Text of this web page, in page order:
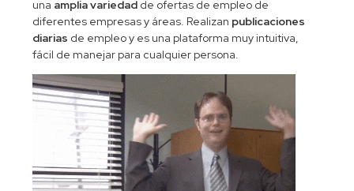
una amplia variedad de ofertas de empleo de
diferentes empresas y áreas. Realizan publicaciones
diarias de empleo y es una plataforma muy intuitiva,
fácil de manejar para cualquier persona.